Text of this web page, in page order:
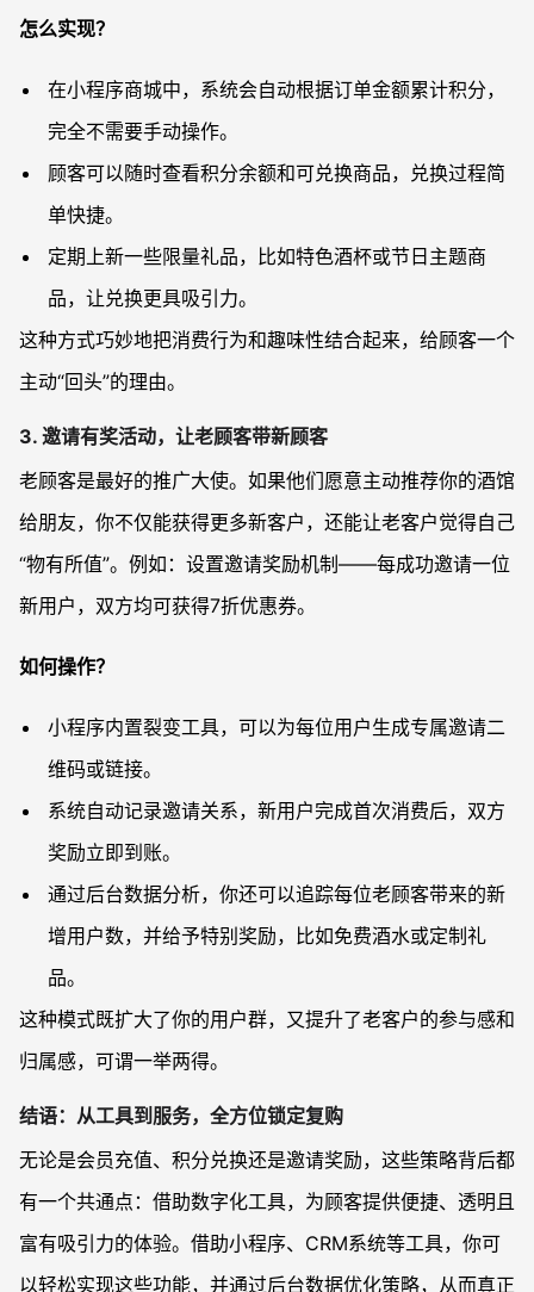
怎么实现？
在小程序商城中，系统会自动根据订单金额累计积分，
完全不需要手动操作。
顾客可以随时查看积分余额和可兑换商品，兑换过程简
单快捷。
定期上新一些限量礼品，比如特色酒杯或节日主题商
品，让兑换更具吸引力。
这种方式巧妙地把消费行为和趣味性结合起来，给顾客一个
主动“回头”的理由。
3. 邀请有奖活动，让老顾客带新顾客
老顾客是最好的推广大使。如果他们愿意主动推荐你的酒馆
给朋友，你不仅能获得更多新客户，还能让老客户觉得自己
“物有所值”。例如：设置邀请奖励机制——每成功邀请一位
新用户，双方均可获得7折优惠券。
如何操作？
小程序内置裂变工具，可以为每位用户生成专属邀请二
维码或链接。
系统自动记录邀请关系，新用户完成首次消费后，双方
奖励立即到账。
通过后台数据分析，你还可以追踪每位老顾客带来的新
增用户数，并给予特别奖励，比如免费酒水或定制礼
品。
这种模式既扩大了你的用户群，又提升了老客户的参与感和
归属感，可谓一举两得。
结语：从工具到服务，全方位锁定复购
无论是会员充值、积分兑换还是邀请奖励，这些策略背后都
有一个共通点：借助数字化工具，为顾客提供便捷、透明且
富有吸引力的体验。借助小程序、CRM系统等工具，你可
以轻松实现这些功能，并通过后台数据优化策略，从而真正